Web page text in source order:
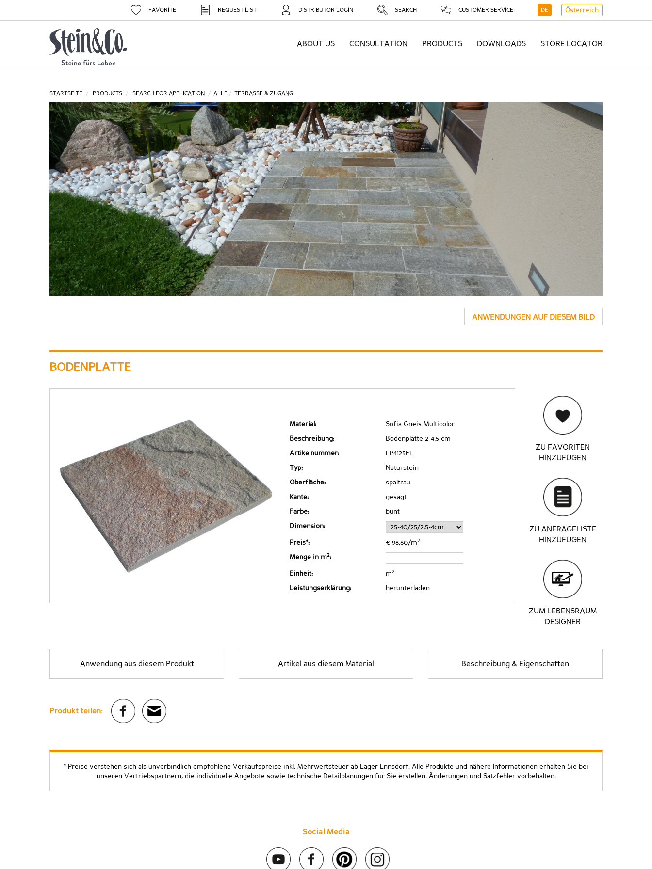
FAVORITE REQUEST LIST DISTRIBUTOR LOGIN SEARCH CUSTOMER SERVICE DE Österreich
ABOUT US CONSULTATION PRODUCTS DOWNLOADS STORE LOCATOR
STARTSEITE PRODUCTS SEARCH FOR APPLICATION ALLE TERRASSE & ZUGANG
ANWENDUNGEN AUF DIESEM BILD
BODENPLATTE
Material: Sofia Gneis Multicolor
Beschreibung: Bodenplatte 2-4,5 cm
Artikelnummer: LP4125FL
Typ: Naturstein
Oberfläche: spaltrau
Kante: gesägt
Farbe: bunt
Dimension:
Preis*: € 98,60/m2
Menge in m2:
Einheit: m2
Leistungserklärung: herunterladen
ZU FAVORITEN
HINZUFÜGEN
ZU ANFRAGELISTE
HINZUFÜGEN
ZUM LEBENSRAUM
DESIGNER
Anwendung aus diesem Produkt Artikel aus diesem Material Beschreibung & Eigenschaften
Produkt teilen:
* Preise verstehen sich als unverbindlich empfohlene Verkaufspreise inkl. Mehrwertsteuer ab Lager Ennsdorf. Alle Produkte und nähere Informationen erhalten Sie bei
unseren Vertriebspartnern, die individuelle Angebote sowie technische Detailplanungen für Sie erstellen. Änderungen und Satzfehler vorbehalten.
Social Media